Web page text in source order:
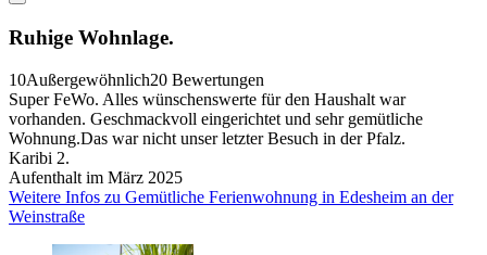
Ruhige Wohnlage.
10Außergewöhnlich20 Bewertungen
Super FeWo. Alles wünschenswerte für den Haushalt war
vorhanden. Geschmackvoll eingerichtet und sehr gemütliche
Wohnung.Das war nicht unser letzter Besuch in der Pfalz.
Karibi 2.
Aufenthalt im März 2025
Weitere Infos zu Gemütliche Ferienwohnung in Edesheim an der
Weinstraße